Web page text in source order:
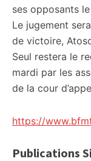
ses opposants
Le jugement
de victoire,
Seul restera le
mardi par les
de la cour
https://
Publications